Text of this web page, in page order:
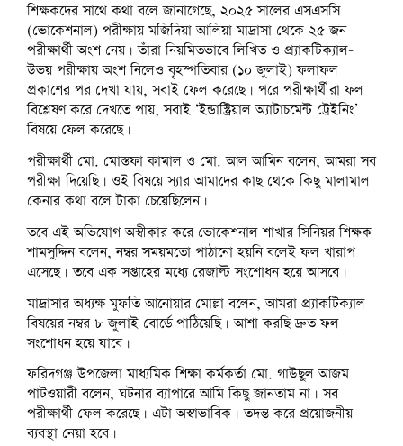
শিক্ষকদের সাথে কথা বলে জানাগেছে, ২০২৫ সালের এসএসসি
(ভোকেশনাল) পরীক্ষায় মজিদিয়া আলিয়া মাদ্রাসা থেকে ২৫ জন
পরীক্ষার্থী অংশ নেয়। তাঁরা নিয়মিতভাবে লিখিত ও প্র্যাকটিক্যাল-
উভয় পরীক্ষায় অংশ নিলেও বৃহস্পতিবার (১০ জুলাই) ফলাফল
প্রকাশের পর দেখা যায়, সবাই ফেল করেছে। পরে পরীক্ষার্থীরা ফল
বিশ্লেষণ করে দেখতে পায়, সবাই ‘ইন্ডাস্ট্রিয়াল অ্যাটাচমেন্ট ট্রেইনিং’
বিষয়ে ফেল করেছে।
পরীক্ষার্থী মো. মোস্তফা কামাল ও মো. আল আমিন বলেন, আমরা সব
পরীক্ষা দিয়েছি। ওই বিষয়ে স্যার আমাদের কাছ থেকে কিছু মালামাল
কেনার কথা বলে টাকা চেয়েছিলেন।
তবে এই অভিযোগ অস্বীকার করে ভোকেশনাল শাখার সিনিয়র শিক্ষক
শামসুদ্দিন বলেন, নম্বর সময়মতো পাঠানো হয়নি বলেই ফল খারাপ
এসেছে। তবে এক সপ্তাহের মধ্যে রেজাল্ট সংশোধন হয়ে আসবে।
মাদ্রাসার অধ্যক্ষ মুফতি আনোয়ার মোল্লা বলেন, আমরা প্র্যাকটিক্যাল
বিষয়ের নম্বর ৮ জুলাই বোর্ডে পাঠিয়েছি। আশা করছি দ্রুত ফল
সংশোধন হয়ে যাবে।
ফরিদগঞ্জ উপজেলা মাধ্যমিক শিক্ষা কর্মকর্তা মো. গাউছুল আজম
পাটওয়ারী বলেন, ঘটনার ব্যাপারে আমি কিছু জানতাম না। সব
পরীক্ষার্থী ফেল করেছে। এটা অস্বাভাবিক। তদন্ত করে প্রয়োজনীয়
ব্যবস্থা নেয়া হবে।